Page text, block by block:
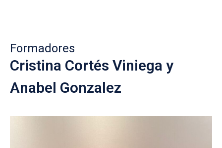
Formadores
Cristina Cortés Viniega y
Anabel Gonzalez